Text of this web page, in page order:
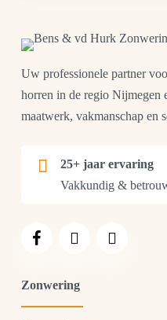
Uw professionele partner
horren in de regio Nijmegen
maatwerk, vakmanschap en
25+ jaar ervaring
Vakkundig &
Zonwering